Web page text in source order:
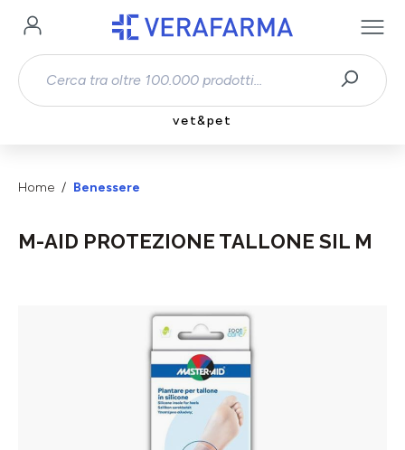
Passa al contenuto principale
vet&pet
Home Benessere
M-AID PROTEZIONE TALLONE SIL M
Salta la galleria di immagini